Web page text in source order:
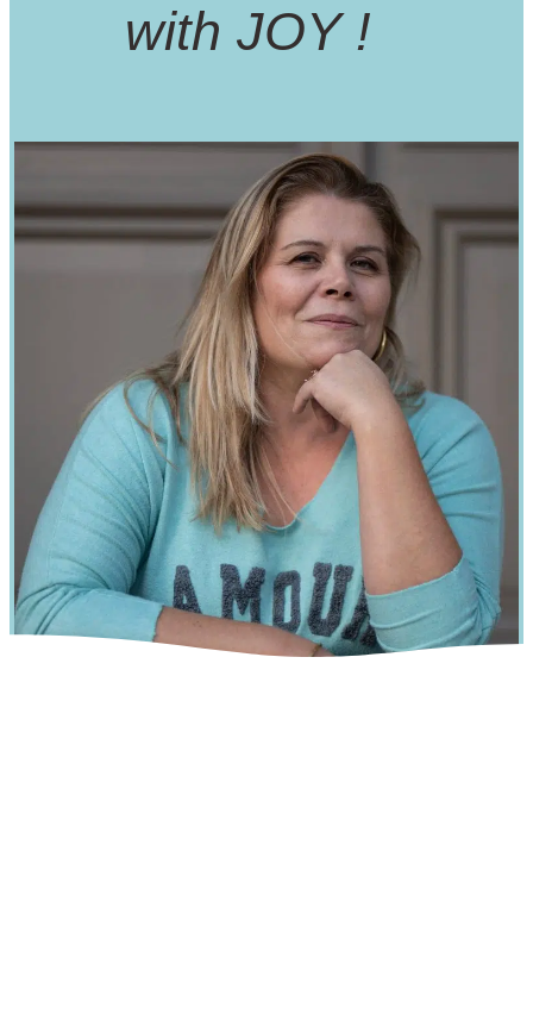
with JOY !